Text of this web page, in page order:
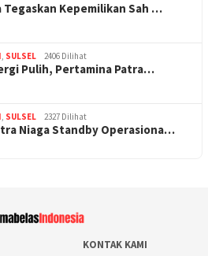
Tegaskan Kepemilikan Sah …
, SULSEL 2406 Dilihat
Pulih, Pertamina Patra…
, SULSEL 2327 Dilihat
Niaga Standby Operasiona…
KONTAK KAMI